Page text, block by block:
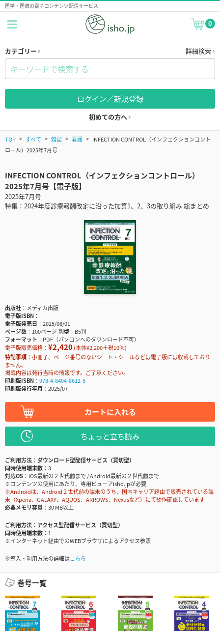
医学・医療の電子コンテンツ配信サービス
0
カテゴリー 詳細検索
ログイン／新規登録
初めての方へ
TOP すべて 雑誌 看護
INFECTION CONTROL（インフェクションコント
ロール）2025年7月号
INFECTION CONTROL（インフェクションコントロール）
2025年7月号【電子版】
2025年7月号
特集：2024年度診療報酬改定に沿った加算1、2、3の取り組み 総まとめ
出版社
メディカ出版
電子版ISBN
電子版発売日
2025/08/01
ページ数
100ページ判型
B5判
フォーマット
PDF（パソコンへのダウンロード不可）
電子版販売価格： ¥2,420(本体¥2,200＋税10％)
特記事項
小冊子、ページ番号のないシート・シールなどは電子版には収載しており
ません。
掲載内容は発行当時の情報です。ご了承ください。
印刷版ISBN
978-4-8404-8612-5
印刷版発行年月
2025/07
カートに入れる
ちょっと立ち読み
ご利用方法
ダウンロード型配信サービス（買切型）
同時使用端末数
3
対応OS
iOS最新の２世代前まで / Android最新の２世代前まで
※コンテンツの使用にあたり、専用ビューアisho.jpが必要
※Androidは、Android２世代前の端末のうち、国内キャリア経由で販売されている端
末（Xperia、GALAXY、AQUOS、ARROWS、Nexusなど）にて動作確認しています
必要メモリ容量
30 MB以上
ご利用方法
アクセス型配信サービス（買切型）
同時使用端末数
1
※インターネット経由でのWEBブラウザによるアクセス参照
※導入・利用方法の詳細はこちら
巻号一覧